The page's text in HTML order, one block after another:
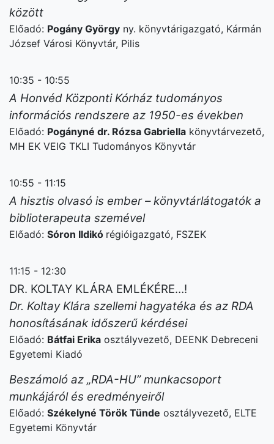
között
Előadó: Pogány György ny. könyvtárigazgató, Kármán
József Városi Könyvtár, Pilis
10:35 - 10:55
A Honvéd Központi Kórház tudományos
információs rendszere az 1950-es években
Előadó: Pogányné dr. Rózsa Gabriella könyvtárvezető,
MH EK VEIG TKLI Tudományos Könyvtár
10:55 - 11:15
A hisztis olvasó is ember – könyvtárlátogatók a
biblioterapeuta szemével
Előadó: Sóron Ildikó régióigazgató, FSZEK
11:15 - 12:30
DR. KOLTAY KLÁRA EMLÉKÉRE…!
Dr. Koltay Klára szellemi hagyatéka és az RDA
honosításának időszerű kérdései
Előadó: Bátfai Erika osztályvezető, DEENK Debreceni
Egyetemi Kiadó
Beszámoló az „RDA-HU” munkacsoport
munkájáról és eredményeiről
Előadó: Székelyné Török Tünde osztályvezető, ELTE
Egyetemi Könyvtár